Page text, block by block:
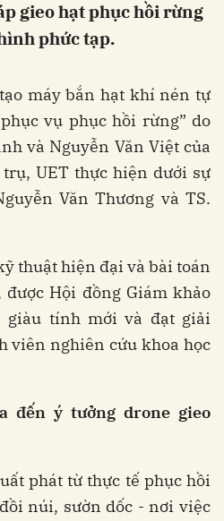
gieo hạt phục hồi rừng
phức tạp.
máy bắn hạt khí nén tự
vụ phục hồi rừng” do
và Nguyễn Văn Việt của
UET thực hiện dưới sự
Văn Thương và TS.
thuật hiện đại và bài toán
Hội đồng Giám khảo
giàu tính mới và đạt giải
viên nghiên cứu khoa học
đến ý tưởng drone gieo
phát từ thực tế phục hồi
núi, sườn dốc - nơi việc